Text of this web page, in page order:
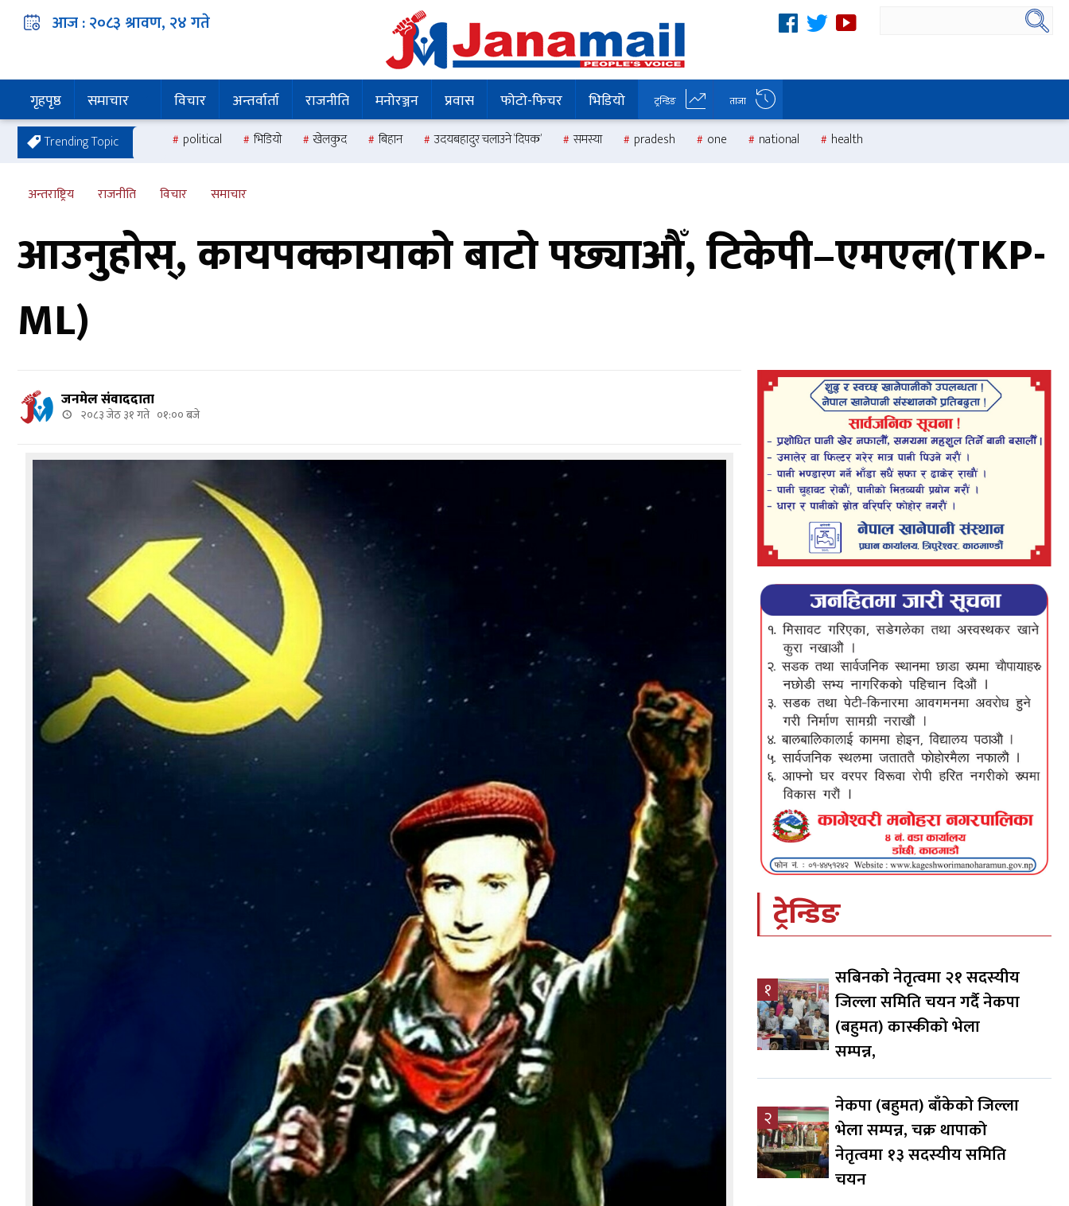
आज :२०८३ श्रावण, २४गते
गृहपृष्ठ समाचार विचार अन्तर्वार्ता राजनीति मनोरञ्जन प्रवास फोटो-फिचर भिडियो ट्रन्डिङ ताजा
Trending Topic political भिडियो खेलकुद बिहान उदयबहादुर चलाउने ‘दिपक’ समस्या pradesh one national health
अन्तराष्ट्रिय राजनीति विचार समाचार
आउनुहोस्, कायपक्कायाको बाटो पछ्याऔँ, टिकेपी–एमएल(TKP-
ML)
जनमेल संवाददाता
२०८३ जेठ ३१ गते ०१:०० बजे
ट्रेन्डिङ
१
सबिनको नेतृत्वमा २१ सदस्यीय
जिल्ला समिति चयन गर्दै नेकपा
(बहुमत) कास्कीको भेला
सम्पन्न,
२
नेकपा (बहुमत) बाँकेको जिल्ला
भेला सम्पन्न, चक्र थापाको
नेतृत्वमा १३ सदस्यीय समिति
चयन